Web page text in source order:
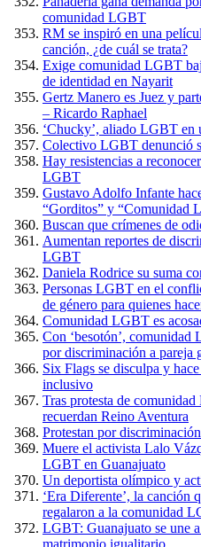
comunidad LGBT
RM se inspiró en una
canción, ¿de cuál se trata?
Exige comunidad LGBT
de identidad en Nayarit
Gertz Manero es Juez y
– Ricardo Raphael
‘Chucky’, aliado LGBT en
Colectivo LGBT denunció
Hay resistencias a
LGBT
Gustavo Adolfo Infante
“Gorditos” y “Comunidad
Buscan que crímenes de
Aumentan reportes de
LGBT
Daniela Rodrice su suma
Personas LGBT en el
de género para quienes
Comunidad LGBT es
Con ‘besotón’,
por discriminación a pareja
Six Flags se disculpa y
inclusivo
Tras protesta de
recuerdan Reino Aventura
Protestan por
Muere el activista Lalo
LGBT en Guanajuato
Un deportista olímpico y
‘Era Diferente’, la canción
regalaron a la comunidad
LGBT: Guanajuato se une
matrimonio igualitario